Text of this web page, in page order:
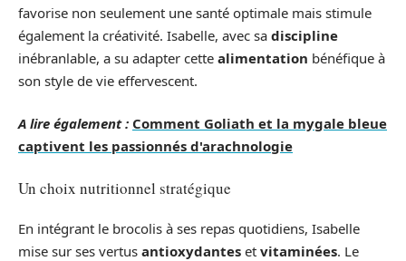
favorise non seulement une santé optimale mais stimule
également la créativité. Isabelle, avec sa discipline
inébranlable, a su adapter cette alimentation bénéfique à
son style de vie effervescent.
A lire également : Comment Goliath et la mygale bleue
captivent les passionnés d'arachnologie
Un choix nutritionnel stratégique
En intégrant le brocolis à ses repas quotidiens, Isabelle
mise sur ses vertus antioxydantes et vitaminées. Le